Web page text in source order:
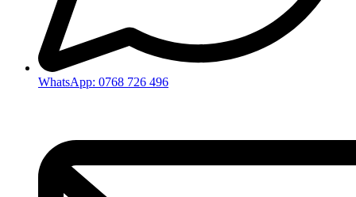
WhatsApp: 0768 726 496